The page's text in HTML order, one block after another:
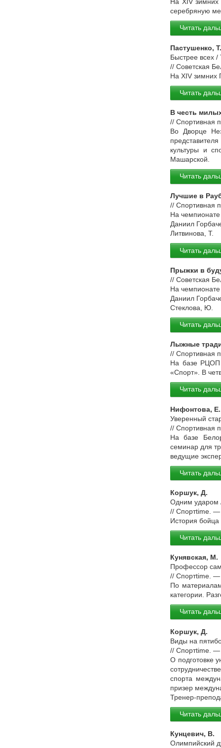
На XIV зимних
серебряную
Читать
Пастушенко, Т.
Быстрее всех /
// Советская
На XIV зимних
Читать
В честь
// Спортивная
Во Дворце
культуры и
Машарской.
Читать
Лучшие в
// Спортивная
На
Даниил
Литвинова, Т.
Читать
Прыжки в
// Советская
На
Даниил
Стеклова, Ю.
Читать
Лыжные
// Спортивная
На базе РЦОП
«Спорт». В
Читать
Нифонтова, Е.
Уверенный
// Спортивная
На базе
семинар для
ведущие
Читать
Коршук, Д.
Одним ударом
// Спортtime.
История
Читать
Кунявская, М.
Профессор
// Спортtime.
По
категории.
Читать
Коршук, Д.
Виды на
// Спортtime.
О подготовке
спорта
призер
Тренер-
Читать
Кунцевич, В.
Олимпийский